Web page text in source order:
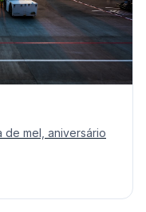
de mel, aniversário